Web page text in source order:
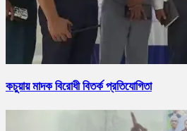
কচুয়ায় মাদক বিরোধী বিতর্ক প্রতিযোগিতা